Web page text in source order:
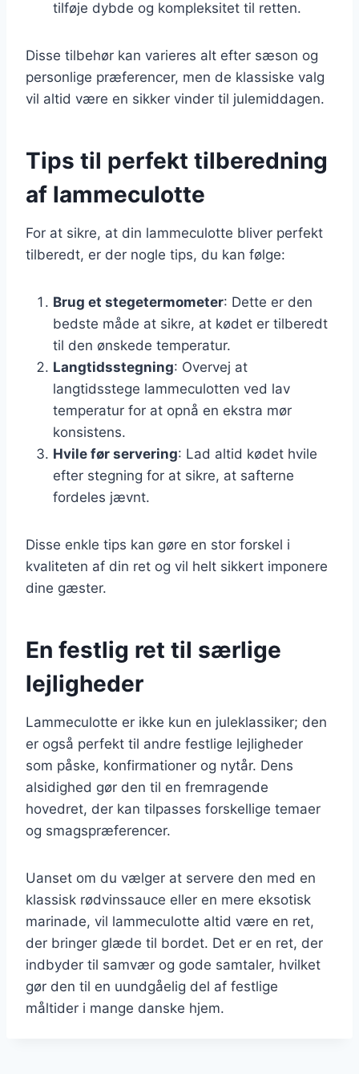
tilføje dybde og kompleksitet til retten.
Disse tilbehør kan varieres alt efter sæson og
personlige præferencer, men de klassiske valg
vil altid være en sikker vinder til julemiddagen.
Tips til perfekt tilberedning
af lammeculotte
For at sikre, at din lammeculotte bliver perfekt
tilberedt, er der nogle tips, du kan følge:
Brug et stegetermometer: Dette er den
bedste måde at sikre, at kødet er tilberedt
til den ønskede temperatur.
Langtidsstegning: Overvej at
langtidsstege lammeculotten ved lav
temperatur for at opnå en ekstra mør
konsistens.
Hvile før servering: Lad altid kødet hvile
efter stegning for at sikre, at safterne
fordeles jævnt.
Disse enkle tips kan gøre en stor forskel i
kvaliteten af din ret og vil helt sikkert imponere
dine gæster.
En festlig ret til særlige
lejligheder
Lammeculotte er ikke kun en juleklassiker; den
er også perfekt til andre festlige lejligheder
som påske, konfirmationer og nytår. Dens
alsidighed gør den til en fremragende
hovedret, der kan tilpasses forskellige temaer
og smagspræferencer.
Uanset om du vælger at servere den med en
klassisk rødvinssauce eller en mere eksotisk
marinade, vil lammeculotte altid være en ret,
der bringer glæde til bordet. Det er en ret, der
indbyder til samvær og gode samtaler, hvilket
gør den til en uundgåelig del af festlige
måltider i mange danske hjem.